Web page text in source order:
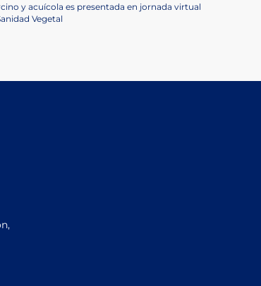
y acuícola es presentada en jornada virtual
Vegetal